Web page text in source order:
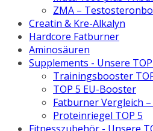
ZMA –
Creatin & Kre-Alkalyn
Hardcore Fatburner
Aminosäuren
Supplements - Unsere
Trainingsbooster
TOP 5 EU-Booster
Fatburner Vergleich –
Proteinriegel TOP 5